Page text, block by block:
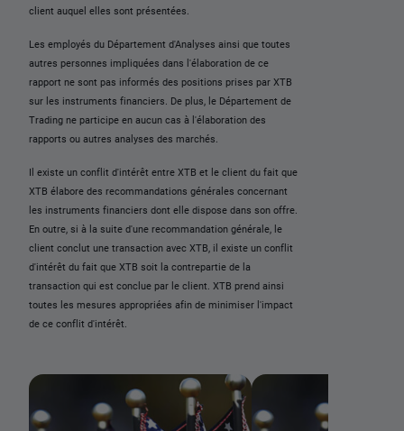
client auquel elles sont présentées.
Les employés du Département d'Analyses ainsi que toutes
autres personnes impliquées dans l'élaboration de ce
rapport ne sont pas informés des positions prises par XTB
sur les instruments financiers. De plus, le Département de
Trading ne participe en aucun cas à l'élaboration des
rapports ou autres analyses des marchés.
Il existe un conflit d'intérêt entre XTB et le client du fait que
XTB élabore des recommandations générales concernant
les instruments financiers dont elle dispose dans son offre.
En outre, si à la suite d'une recommandation générale, le
client conclut une transaction avec XTB, il existe un conflit
d'intérêt du fait que XTB soit la contrepartie de la
transaction qui est conclue par le client. XTB prend ainsi
toutes les mesures appropriées afin de minimiser l'impact
de ce conflit d'intérêt.